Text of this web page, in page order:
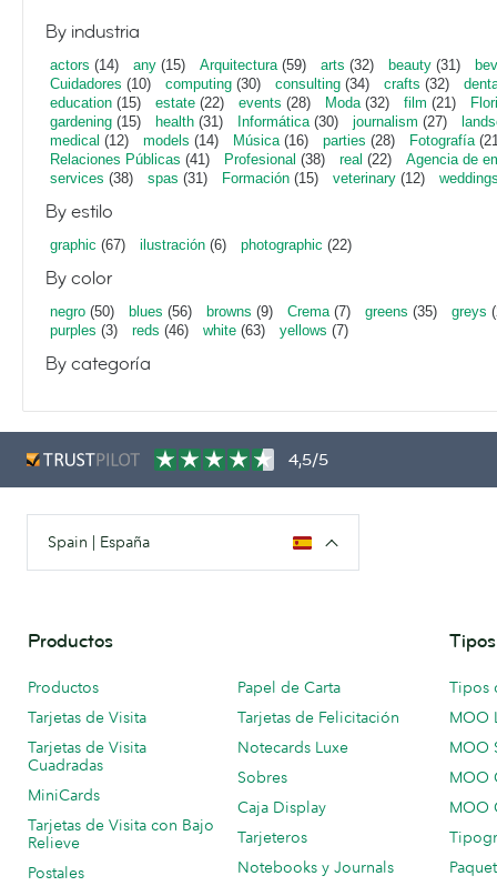
By industria
actors (14) any (15) Arquitectura(59) arts (32) beauty (31)
Cuidadores (10) computing (30) consulting (34) crafts (32)
education (15) estate (22) events (28) Moda(32) film (21)
gardening (15) health (31) Informática(30) journalism (27)
medical (12) models (14) Música(16) parties (28) Fotografía
Relaciones Públicas (41) Profesional (38) real (22)
Agencia de
services (38) spas (31) Formación (15) veterinary (12)
By estilo
graphic (67) ilustración (6) photographic (22)
By color
negro (50) blues (56) browns (9) Crema(7) greens (35) greys
purples (3) reds (46) white (63) yellows (7)
By categoría
4,5/5
Spain | España
Productos
Productos
Tarjetas de Visita
Tarjetas de Visita
Cuadradas
MiniCards
Tarjetas de Visita con Bajo
Relieve
Postales
Papel de Carta
Tarjetas de Felicitación
Notecards Luxe
Sobres
Caja Display
Tarjeteros
Notebooks y Journals
Tipos
MOO
MOO
MOO
MOO